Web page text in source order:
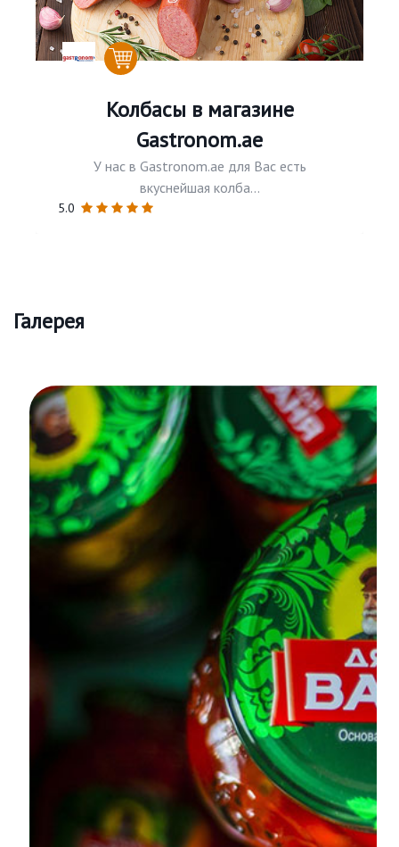
Колбасы в магазине
Gastronom.ae
У нас в Gastronom.ae для Вас есть
вкуснейшая колба...
5.0
Галерея